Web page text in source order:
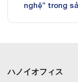
nghệ” trong
ハノイオフィス